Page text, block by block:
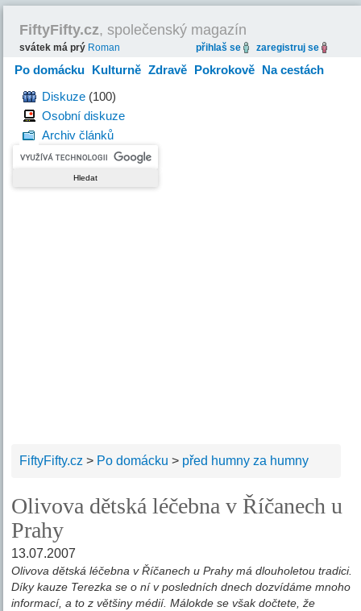
FiftyFifty.cz, společenský magazín
svátek má prý Roman přihlaš se zaregistruj se
Po domácku Kulturně Zdravě Pokrokově Na cestách
HravěDiskuze (100)
Osobní diskuze
Archiv článků
FiftyFifty.cz > Po domácku > před humny za humny
Olivova dětská léčebna v Říčanech u
Prahy
13.07.2007
Olivova dětská léčebna v Říčanech u Prahy má dlouholetou tradici.
Díky kauze Terezka se o ní v posledních dnech dozvídáme mnoho
informací, a to z většiny médií. Málokde se však dočtete, že